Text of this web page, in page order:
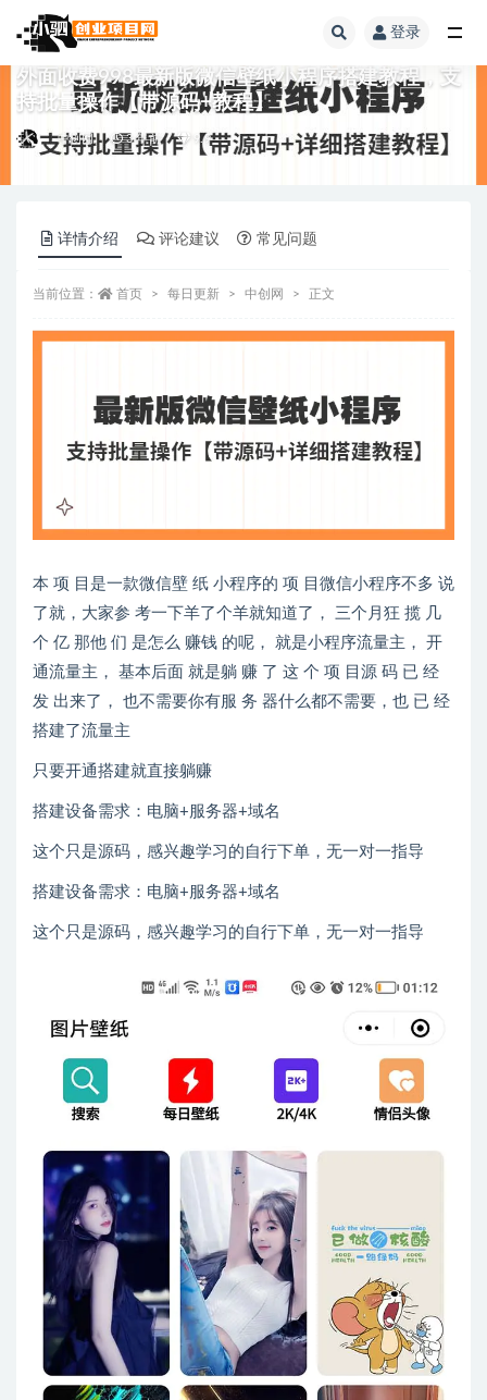
登录
外面收费998最新版微信壁纸小程序搭建教程，支
持批量操作【带源码+教程】
中创网 3 年前 9.9
详情介绍 评论建议 常见问题
当前位置： 首页 每日更新 中创网 正文
本 项 目是一款微信壁 纸 小程序的 项 目微信小程序不多 说
了就，大家参 考一下羊了个羊就知道了， 三个月狂 揽 几
个 亿 那他 们 是怎么 赚钱 的呢， 就是小程序流量主， 开
通流量主， 基本后面 就是躺 赚 了 这 个 项 目源 码 已 经
发 出来了， 也不需要你有服 务 器什么都不需要，也 已 经
搭建了流量主
只要开通搭建就直接躺赚
搭建设备需求：电脑+服务器+域名
这个只是源码，感兴趣学习的自行下单，无一对一指导
搭建设备需求：电脑+服务器+域名
这个只是源码，感兴趣学习的自行下单，无一对一指导